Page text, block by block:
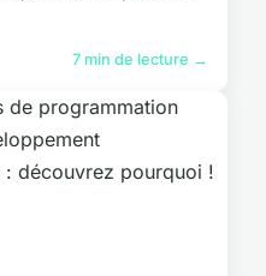
7 min de lecture →